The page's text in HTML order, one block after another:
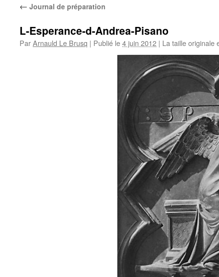
← Journal de préparation
L-Esperance-d-Andrea-Pisano
ParArnauld Le Brusq | Publié le4 juin 2012 | La taille originale